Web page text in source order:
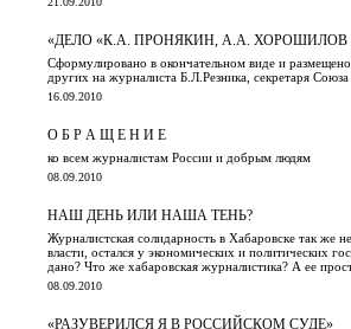
«ДЕЛО «К.А. ПРОНЯКИН, А.А.
Сформулировано в окончательном виде и
других на журналиста Б.Л.Резника, секретаря
16.09.2010
О Б Р А Щ Е Н И Е
ко всем журналистам России и добрым людям
08.09.2010
НАШ ДЕНЬ ИЛИ НАША ТЕНЬ?
Журналистская солидарность в Хабаровске так
власти, остался у экономических и политических
дано? Что же хабаровская журналистика? А ее
08.09.2010
«РАЗУВЕРИЛСЯ Я В РОССИЙСКОМ СУДЕ»